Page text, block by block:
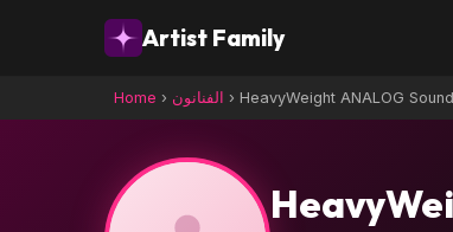
Artist Family
Home › الفنانون › HeavyWeight ANALOG